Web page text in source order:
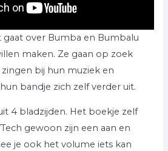
gaat over Bumba en Bumbalu
maken. Ze gaan op zoek
bij hun muziek en
bandje zich zelf verder uit.
4 bladzijden. Het boekje zelf
gewoon zijn een aan en
je ook het volume iets kan